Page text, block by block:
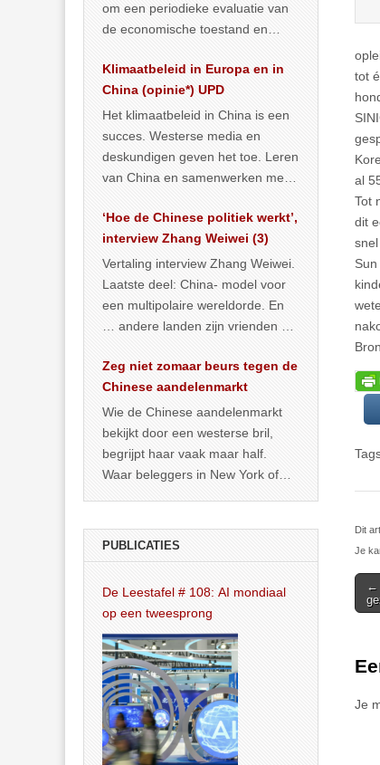
tot
al
Tot
dit
Dit
Je
←
Je
om een periodieke evaluatie van
de economische toestand en
publiceerden… >> lees meer
Klimaatbeleid in Europa en in
China (opinie*) UPD
Het klimaatbeleid in China is een
succes. Westerse media en
deskundigen geven het toe. Leren
van China en samenwerken met
… >> lees meer
‘Hoe de Chinese politiek werkt’,
interview Zhang Weiwei (3)
Vertaling interview Zhang Weiwei.
Laatste deel: China- model voor
een multipolaire wereldorde. En
… andere landen zijn vrienden of
Zeg niet zomaar beurs tegen de
Chinese aandelenmarkt
Wie de Chinese aandelenmarkt
bekijkt door een westerse bril,
begrijpt haar vaak maar half.
Waar beleggers in New York of
PUBLICATIES
De Leestafel # 108: AI mondiaal
op een tweesprong